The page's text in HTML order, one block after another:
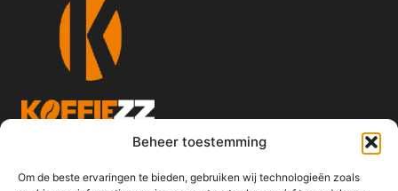
Beheer toestemming
Om de beste ervaringen te bieden, gebruiken wij technologieën zoals